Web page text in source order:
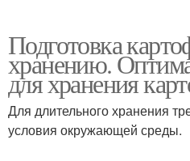
картофеля
Картофель в погребе
Подготовка
хранению.
для хранения
Для длительного хранения
условия окружающей среды.